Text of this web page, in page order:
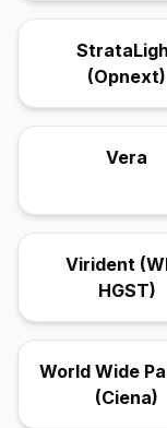
(Opnext)
Vera
Virident
HGST)
World Wide
(Ciena)